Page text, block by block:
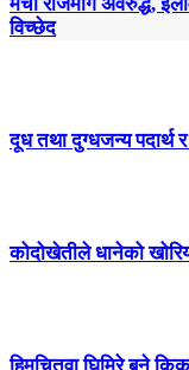
मेची राजमार्ग अवरुद्ध,
विच्छेद
दूध तथा दुग्धजन्य पदार्थ
कोदोखेतीले धानेको
हिमचितुवा घिमिरे बने